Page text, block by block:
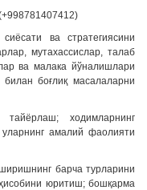
ва стратегиясини
мутахассислар, талаб
ва малака йўналишлари
боғлиқ масалаларни
ходимларнинг
амалий фаолияти
барча турларини
юритиш; бошқарма